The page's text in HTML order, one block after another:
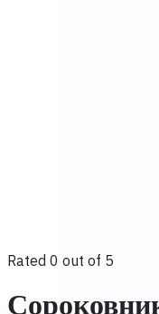
Rated 0 out of 5